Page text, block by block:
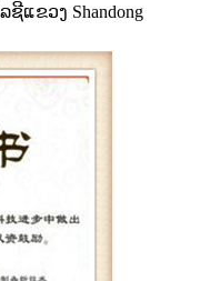
ແຂວງ Shandong